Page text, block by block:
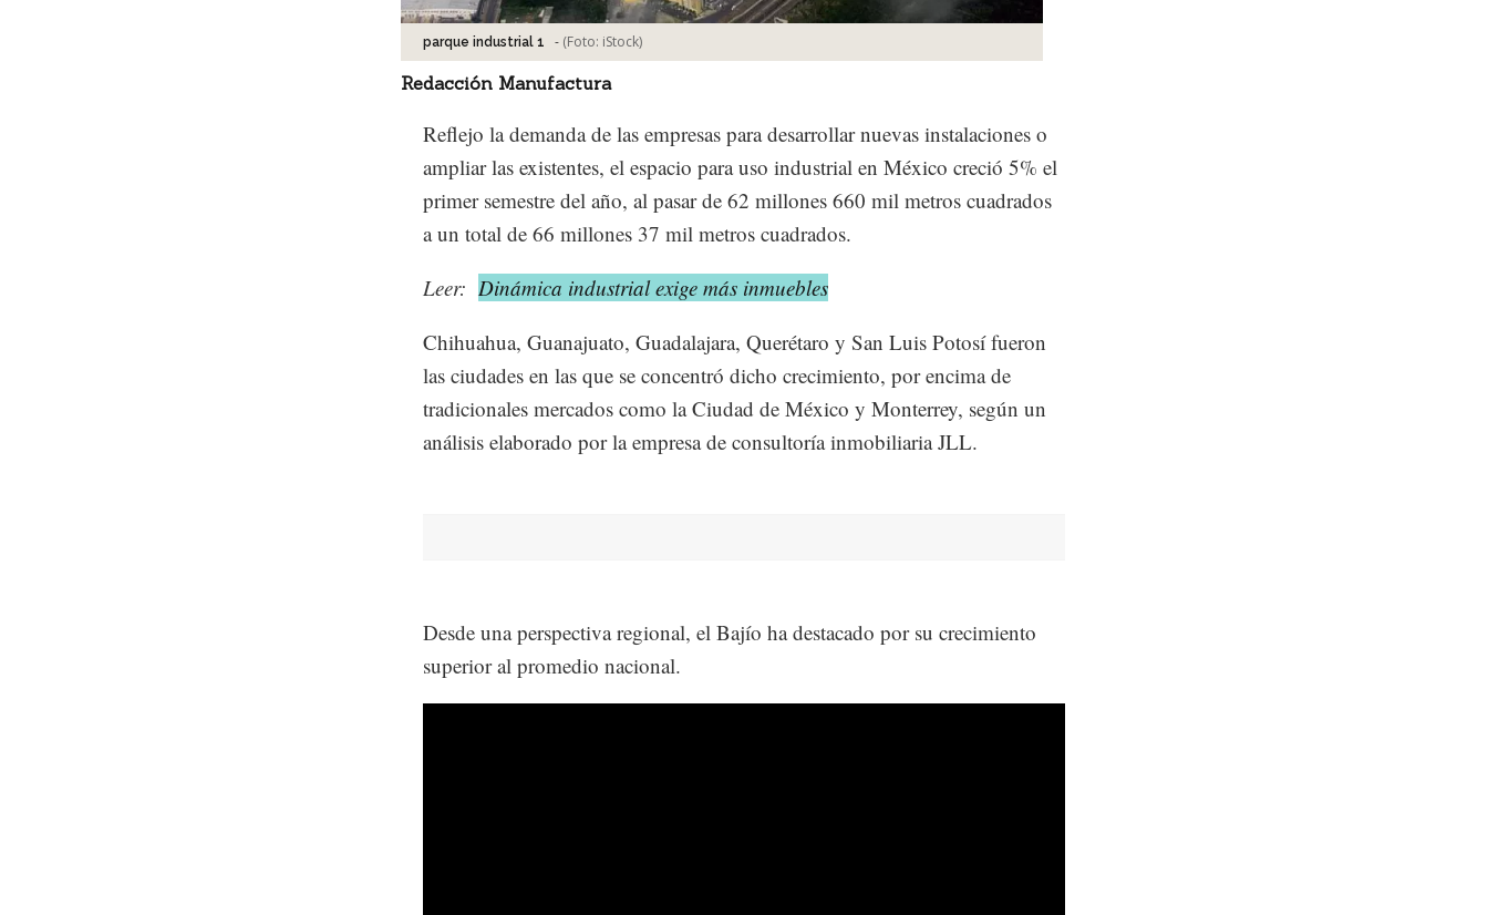
parque industrial 1 - (Foto: iStock)
Redacción Manufactura
Reflejo la demanda de las empresas para desarrollar nuevas instalaciones o
ampliar las existentes, el espacio para uso industrial en México creció 5% el
primer semestre del año, al pasar de 62 millones 660 mil metros cuadrados
a un total de 66 millones 37 mil metros cuadrados.
Leer: Dinámica industrial exige más inmuebles
Chihuahua, Guanajuato, Guadalajara, Querétaro y San Luis Potosí fueron
las ciudades en las que se concentró dicho crecimiento, por encima de
tradicionales mercados como la Ciudad de México y Monterrey, según un
análisis elaborado por la empresa de consultoría inmobiliaria JLL.
Desde una perspectiva regional, el Bajío ha destacado por su crecimiento
superior al promedio nacional.